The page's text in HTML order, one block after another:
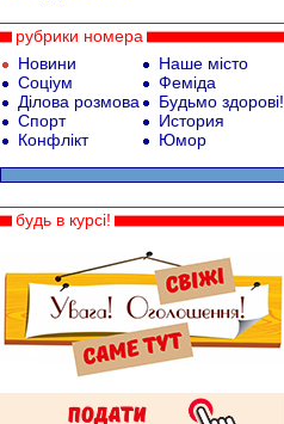
рубрики номера
Новини
Соціум
Ділова розмова
Спорт
Конфлікт
Наше місто
Феміда
Будьмо здорові!
История
Юмор
будь в курсі!